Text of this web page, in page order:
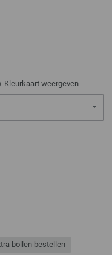
Kleurkaart weergeven
bollen bestellen